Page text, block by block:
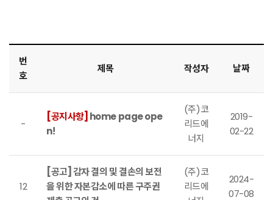
번
호
제목 작성자 날짜
-
[공지사항] home page ope
n!
(주)코
리드에
너지
2019-
02-22
12
[공고] 감자 결의 및 결손의 보전
을 위한 자본감소에 따른 구주권
(주)코
리드에
2024-
07-08